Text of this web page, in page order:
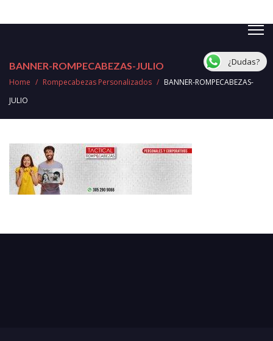
BANNER-ROMPECABEZAS-JULIO
Home / Rompecabezas Personalizados / BANNER-ROMPECABEZAS-
JULIO
¿Dudas?